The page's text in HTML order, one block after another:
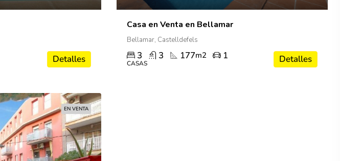
Detalles
Casa en Venta en Bellamar
Bellamar, Castelldefels
3 3 177m2 1
CASAS Detalles
EN VENTA